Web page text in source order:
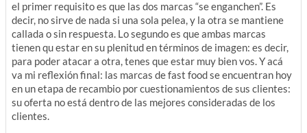
el primer requisito es que las dos marcas “se enganchen”. Es
decir, no sirve de nada si una sola pelea, y la otra se mantiene
callada o sin respuesta. Lo segundo es que ambas marcas
tienen qu estar en su plenitud en términos de imagen: es decir,
para poder atacar a otra, tenes que estar muy bien vos. Y acá
va mi reflexión final: las marcas de fast food se encuentran hoy
en un etapa de recambio por cuestionamientos de sus clientes:
su oferta no está dentro de las mejores consideradas de los
clientes.